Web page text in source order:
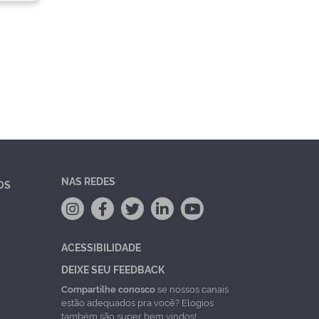
NAS REDES
ACESSIBILIDADE
DEIXE SEU FEEDBACK
Compartilhe conoscose nossos canais
estão adequados pra você? Elogios
também são super bem vindos!